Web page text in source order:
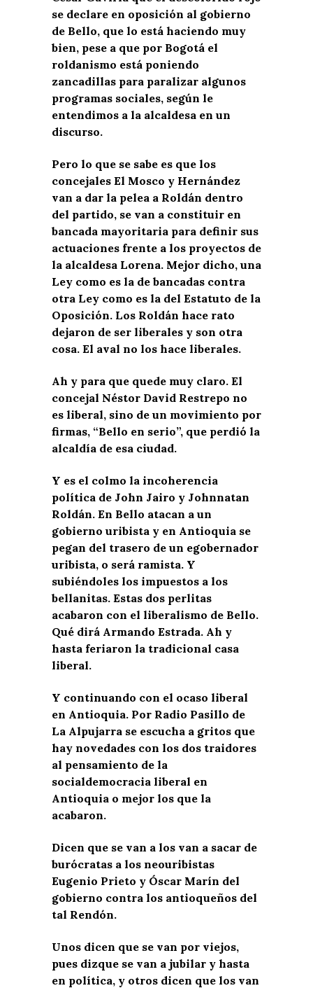
se declare en oposición al gobierno
de Bello, que lo está haciendo muy
bien, pese a que por Bogotá el
roldanismo está poniendo
zancadillas para paralizar algunos
programas sociales, según le
entendimos a la alcaldesa en un
discurso.
Pero lo que se sabe es que los
concejales El Mosco y Hernández
van a dar la pelea a Roldán dentro
del partido, se van a constituir en
bancada mayoritaria para definir sus
actuaciones frente a los proyectos de
la alcaldesa Lorena. Mejor dicho, una
Ley como es la de bancadas contra
otra Ley como es la del Estatuto de la
Oposición. Los Roldán hace rato
dejaron de ser liberales y son otra
cosa. El aval no los hace liberales.
Ah y para que quede muy claro. El
concejal Néstor David Restrepo no
es liberal, sino de un movimiento por
firmas, “Bello en serio”, que perdió la
alcaldía de esa ciudad.
Y es el colmo la incoherencia
política de John Jairo y Johnnatan
Roldán. En Bello atacan a un
gobierno uribista y en Antioquia se
pegan del trasero de un egobernador
uribista, o será ramista. Y
subiéndoles los impuestos a los
bellanitas. Estas dos perlitas
acabaron con el liberalismo de Bello.
Qué dirá Armando Estrada. Ah y
hasta feriaron la tradicional casa
liberal.
Y continuando con el ocaso liberal
en Antioquia. Por Radio Pasillo de
La Alpujarra se escucha a gritos que
hay novedades con los dos traidores
al pensamiento de la
socialdemocracia liberal en
Antioquia o mejor los que la
acabaron.
Dicen que se van a los van a sacar de
burócratas a los neouribistas
Eugenio Prieto y Óscar Marín del
gobierno contra los antioqueños del
tal Rendón.
Unos dicen que se van por viejos,
pues dizque se van a jubilar y hasta
en política, y otros dicen que los van